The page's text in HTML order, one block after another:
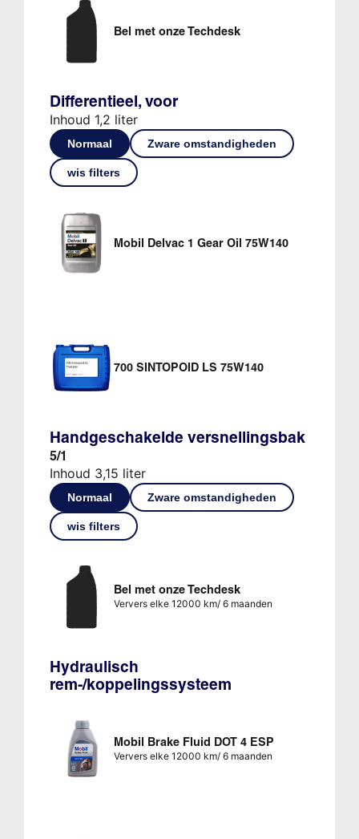
Bel met onze Techdesk
Differentieel, voor
Inhoud 1,2 liter
Normaal Zware omstandigheden
wis filters
Mobil Delvac 1 Gear Oil 75W140
700 SINTOPOID LS 75W140
Handgeschakelde versnellingsbak
5/1
Inhoud 3,15 liter
Normaal Zware omstandigheden
wis filters
Bel met onze Techdesk
Ververs elke 12000 km/ 6 maanden
Hydraulisch
rem-/koppelingssysteem
Mobil Brake Fluid DOT 4 ESP
Ververs elke 12000 km/ 6 maanden